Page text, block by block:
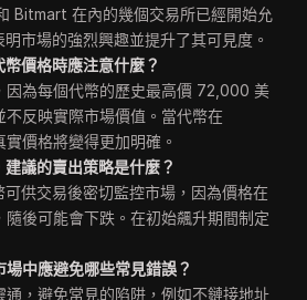
Bitmart 在內的幾個交易所已經開始允
市場的強烈興趣並提升了其可見度。
價格時應注意什麼？
因為每個代幣的歷史最高價 72,000 美
反映實際市場價值。當代幣在
價格將變得更加明確。
議的賣出策略是什麼？
供交易後密切監控市場，因為價格在
隨後可能會下跌。在初始飆升期間制定
中應避免哪些常見錯誤？
通，避免常見的陷阱，例如不鏈接地址